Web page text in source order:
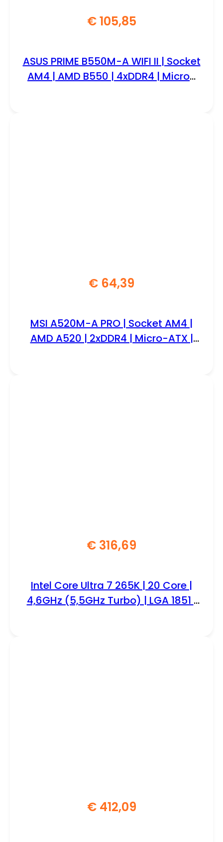
€105,85
ASUS PRIME B550M-A WIFI II | Socket
AM4 | AMD B550 | 4xDDR4 | Micro-
€ 64,39
MSI A520M-A PRO | Socket AM4 |
AMD A520 | 2xDDR4 | Micro-ATX |
€ 316,69
Intel Core Ultra 7 265K | 20 Core |
4,6GHz (5,5GHz Turbo) | LGA 1851 |
€412,09